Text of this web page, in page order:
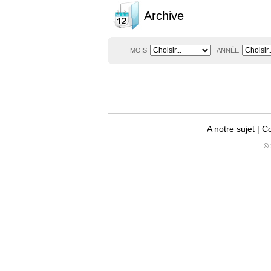
Archive
MOIS ANNÉE
A notre sujet|
©